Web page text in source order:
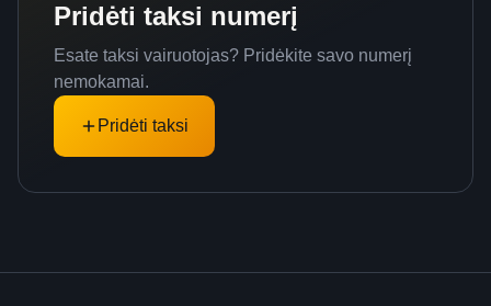
Pridėti taksi numerį
Esate taksi vairuotojas? Pridėkite savo numerį
nemokamai.
Pridėti taksi